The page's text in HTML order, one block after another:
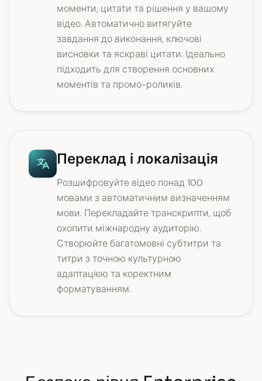
моменти, цитати та рішення у вашому
відео. Автоматично витягуйте
завдання до виконання, ключові
висновки та яскраві цитати. Ідеально
підходить для створення основних
моментів та промо-роликів.
Переклад і локалізація
Розшифровуйте відео понад 100
мовами з автоматичним визначенням
мови. Перекладайте транскрипти, щоб
охопити міжнародну аудиторію.
Створюйте багатомовні субтитри та
титри з точною культурною
адаптацією та коректним
форматуванням.